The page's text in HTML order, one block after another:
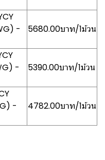
-
5680.00บาท/1ม้วน
-
5390.00บาท/1ม้วน
-
4782.00บาท/1ม้วน